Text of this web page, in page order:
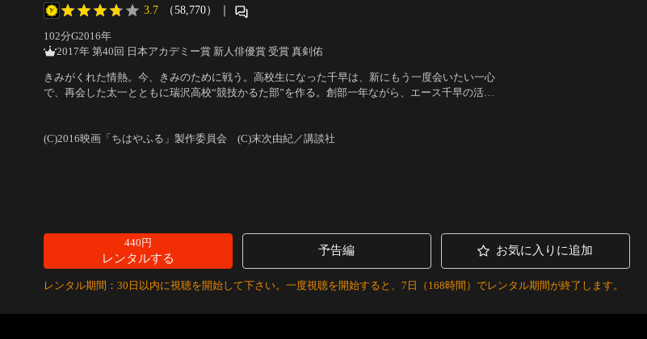
3.7 （58,770） ｜
102分G2016年
2017年 第40回 日本アカデミー賞 新人俳優賞 受賞 真剣佑
きみがくれた情熱。今、きみのために戦う。高校生になった千早は、新にもう一度会いたい一心
で、再会した太一とともに瑞沢高校“競技かるた部”を作る。創部一年ながら、エース千早の活躍
(C)2016映画「ちはやふる」製作委員会 (C)末次由紀／講談社
440円
レンタルする
予告編 お気に入りに追加
レンタル期間：30日以内に視聴を開始して下さい。一度視聴を開始すると、7日（168時間）でレンタル期間が終了します。